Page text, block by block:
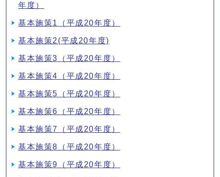
年度）
基本施策1（平成20年度）
基本施策2(平成20年度)
基本施策3（平成20年度）
基本施策4（平成20年度）
基本施策5（平成20年度）
基本施策6（平成20年度）
基本施策7（平成20年度）
基本施策8（平成20年度）
基本施策9（平成20年度）